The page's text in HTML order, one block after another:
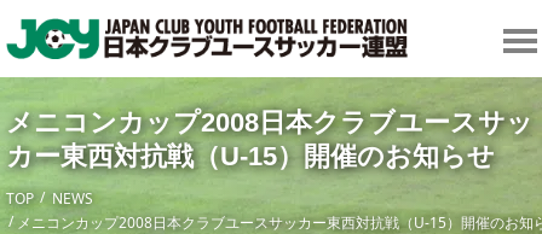
メニコンカップ2008日本クラブユースサッ
カー東西対抗戦（U-15）開催のお知らせ
TOP
NEWS
メニコンカップ2008日本クラブユースサッカー東西対抗戦（U-15）開催のお知